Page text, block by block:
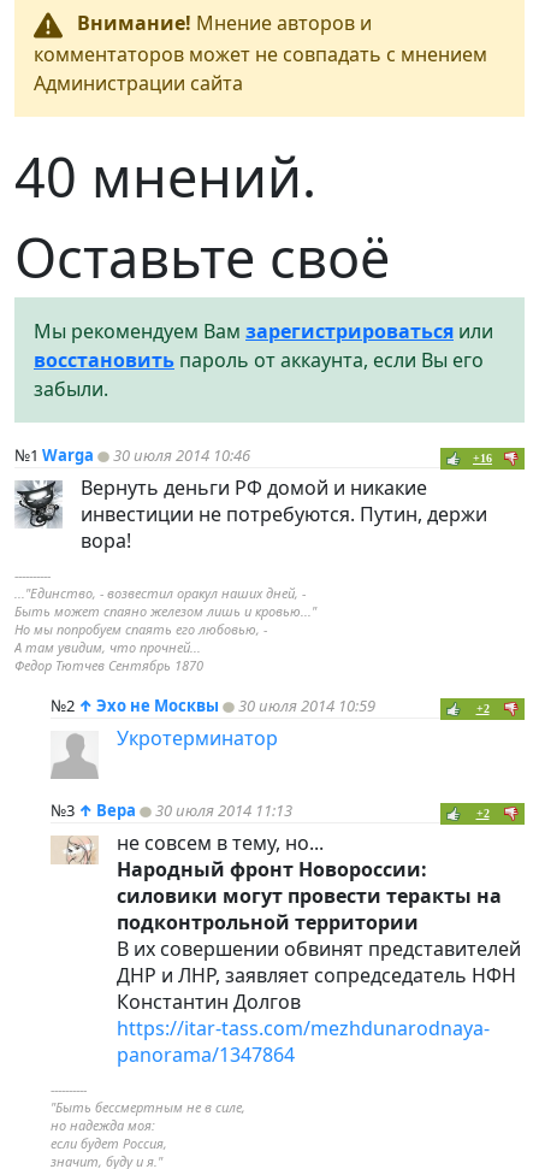
Внимание! Мнение авторов и
комментаторов может не совпадать с мнением
Администрации сайта
40 мнений.
Оставьте своё
Мы рекомендуем Вам зарегистрироваться или
восстановить пароль от аккаунта, если Вы его
забыли.
№1 Warga 30 июля 2014 10:46 +16
Вернуть деньги РФ домой и никакие
инвестиции не потребуются. Путин, держи
вора!
----------
..."Единство, - возвестил оракул наших дней, -
Быть может спаяно железом лишь и кровью..."
Но мы попробуем спаять его любовью, -
А там увидим, что прочней...
Федор Тютчев Сентябрь 1870
№2 ↑ Эхо не Москвы 30 июля 2014 10:59 +2
Укротерминатор
№3 ↑ Вера 30 июля 2014 11:13 +2
не совсем в тему, но...
Народный фронт Новороссии:
силовики могут провести теракты на
подконтрольной территории
В их совершении обвинят представителей
ДНР и ЛНР, заявляет сопредседатель НФН
Константин Долгов
https://itar-tass.com/mezhdunarodnaya-
panorama/1347864
----------
"Быть бессмертным не в силе,
но надежда моя:
если будет Россия,
значит, буду и я."